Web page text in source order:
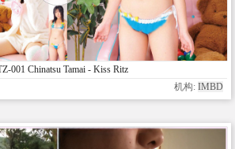
001 Chinatsu Tamai - Kiss Ritz
机构: IMBD